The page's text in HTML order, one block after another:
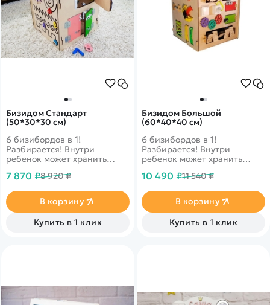
Бизидом Стандарт
(50*30*30 см)
6 бизибордов в 1!
Разбирается! Внутри
ребенок может хранить
игровых элементов!
7 870 ₽8 920 ₽
В корзину
Купить в 1 клик
Бизидом Большой
(60*40*40 см)
6 бизибордов в 1!
Разбирается! Внутри
ребенок может хранить
игровых элементов!
10 490 ₽11 540 ₽
В корзину
Купить в 1 клик